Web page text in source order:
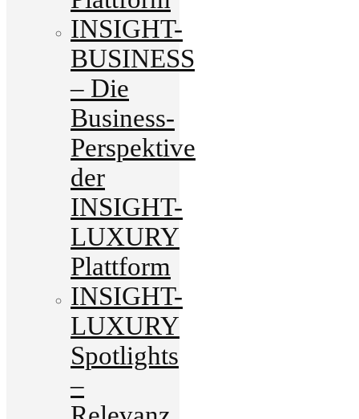
INSIGHT-
BUSINESS
– Die
Business-
Perspektive
der
INSIGHT-
LUXURY
Plattform
INSIGHT-
LUXURY
Spotlights
–